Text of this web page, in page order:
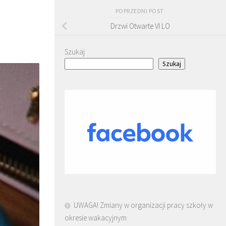
POPRZEDNI POST
Drzwi Otwarte VI LO
Szukaj
Szukaj
UWAGA! Zmiany w organizacji pracy szkoły w
okresie wakacyjnym